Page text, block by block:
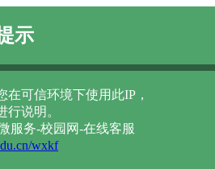
示
可信环境下使用此IP，
说明。
服务-校园网-在线客服
wxkf